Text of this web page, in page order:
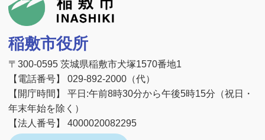
稲敷市役所
〒300-0595 茨城県稲敷市犬塚1570番地1
【電話番号】 029-892-2000（代）
【開庁時間】 平日:午前8時30分から午後5時15分（祝日・
年末年始を除く）
【法人番号】 4000020082295